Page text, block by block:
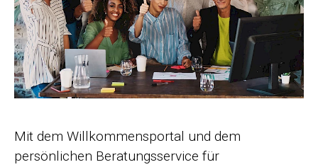
Mit dem Willkommensportal und dem
persönlichen Beratungsservice für